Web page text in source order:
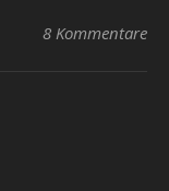
8 Kommentare